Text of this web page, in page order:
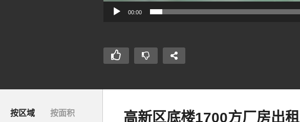
00:00
按区域 按面积 高新区底楼1700方厂房出租